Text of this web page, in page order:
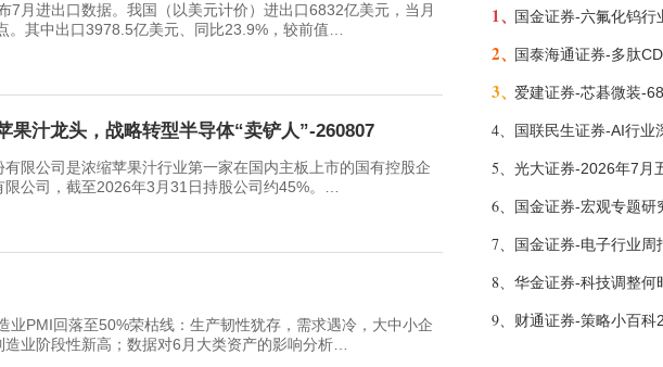
进出口数据。我国（以美元计价）进出口6832亿美元，当月
。其中出口3978.5亿美元、同比23.9%，较前值…
果汁龙头，战略转型半导体“卖铲人”-260807
公司是浓缩苹果汁行业第一家在国内主板上市的国有控股企
公司，截至2026年3月31日持股公司约45%。…
PMI回落至50%荣枯线：生产韧性犹存，需求遇冷，大中小企
业阶段性新高；数据对6月大类资产的影响分析…
1、
2、
3、
4、
5、
6、
7、
8、 华金证券-科技调整何
9、